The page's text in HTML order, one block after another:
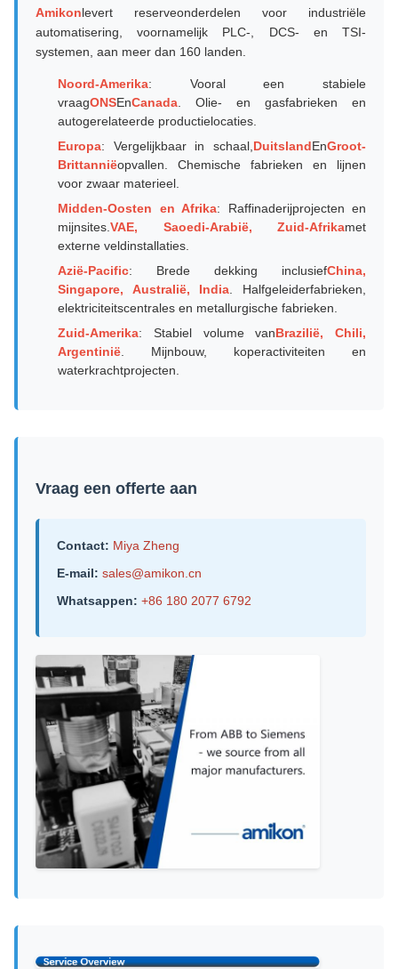
Amikonlevert reserveonderdelen voor industriële
automatisering, voornamelijk PLC-, DCS- en TSI-
systemen, aan meer dan 160 landen.
Noord-Amerika: Vooral een stabiele
vraagONSEnCanada . Olie- en gasfabrieken en
autogerelateerde productielocaties.
Europa: Vergelijkbaar in schaal, DuitslandEnGroot-
Brittanniëopvallen. Chemische fabrieken en lijnen
voor zwaar materieel.
Midden-Oosten en Afrika: Raffinaderijprojecten en
mijnsites. VAE, Saoedi-Arabië, Zuid-Afrikamet
externe veldinstallaties.
Azië-Pacific: Brede dekking inclusiefChina,
Singapore, Australië, India . Halfgeleiderfabrieken,
elektriciteitscentrales en metallurgische fabrieken.
Zuid-Amerika: Stabiel volume vanBrazilië, Chili,
Argentinië . Mijnbouw, koperactiviteiten en
waterkrachtprojecten.
Vraag een offerte aan
Contact: Miya Zheng
E-mail: sales@amikon.cn
Whatsappen: +86 180 2077 6792